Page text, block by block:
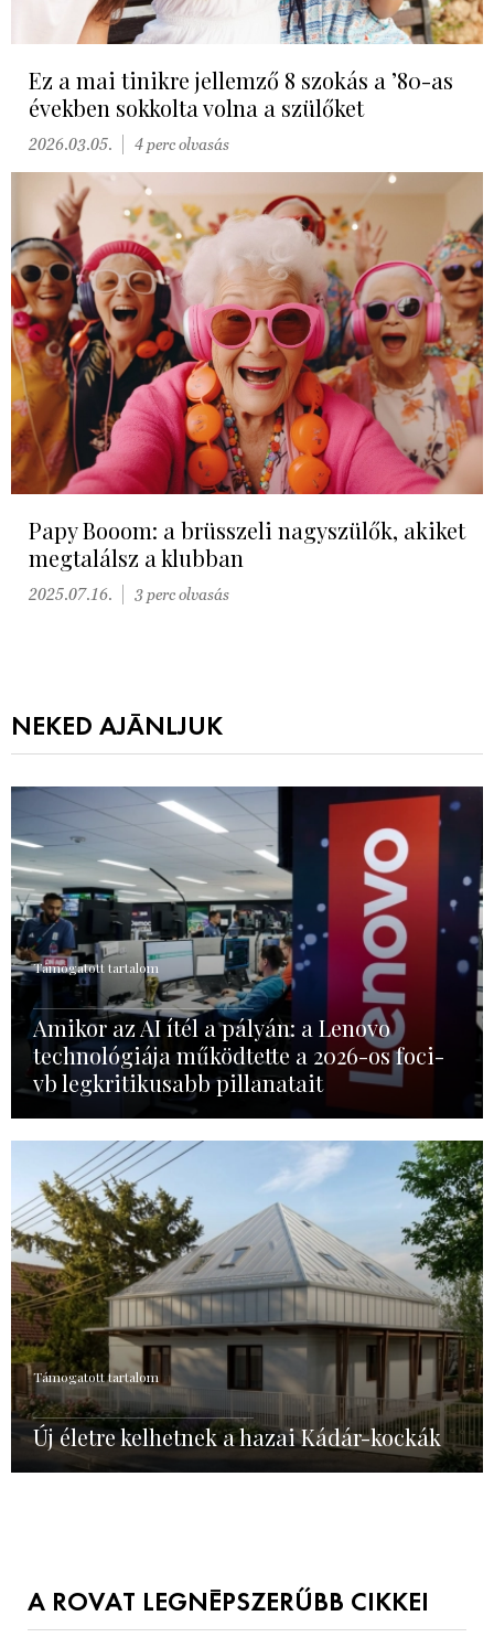
Ez a mai tinikre jellemző 8 szokás a ’80-as
években sokkolta volna a szülőket
2026.03.05. 4 perc olvasás
Papy Booom: a brüsszeli nagyszülők, akiket
megtalálsz a klubban
2025.07.16. 3 perc olvasás
NEKED AJÁNLJUK
Támogatott tartalom
Amikor az AI ítél a pályán: a Lenovo
technológiája működtette a 2026-os foci-
vb legkritikusabb pillanatait
Támogatott tartalom
Új életre kelhetnek a hazai Kádár-kockák
A ROVAT LEGNÉPSZERŰBB CIKKEI